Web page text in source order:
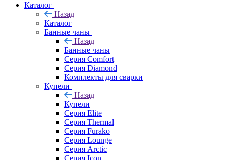
Каталог
Назад
Каталог
Банные чаны
Назад
Банные чаны
Серия Comfort
Серия Diamond
Комплекты для сварки
Купели
Назад
Купели
Серия Elite
Серия Thermal
Серия Furako
Серия Lounge
Серия Arctic
Серия Icon